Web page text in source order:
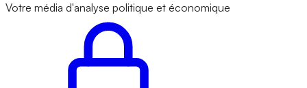
Votre média d'analyse politique et économique